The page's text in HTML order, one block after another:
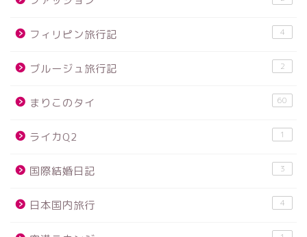
フィリピン旅行記 4
ブルージュ旅行記 2
まりこのタイ 60
ライカQ2 1
国際結婚日記 3
日本国内旅行 4